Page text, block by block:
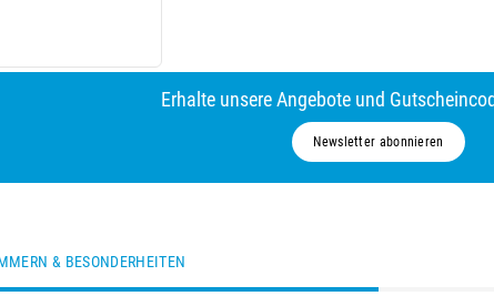
Erhalte unsere Angebote und
Newsletter abonnieren
& BESONDERHEITEN